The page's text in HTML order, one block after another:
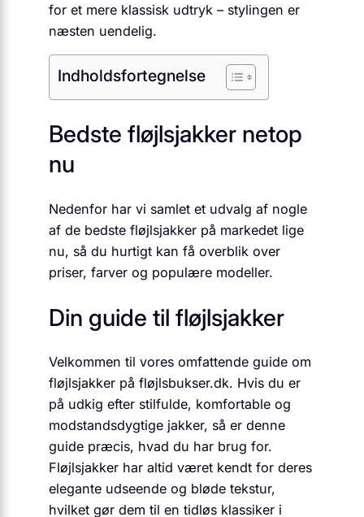
for et mere klassisk udtryk – stylingen er
næsten uendelig.
Indholdsfortegnelse
Bedste fløjlsjakker netop
nu
Nedenfor har vi samlet et udvalg af nogle
af de bedste fløjlsjakker på markedet lige
nu, så du hurtigt kan få overblik over
priser, farver og populære modeller.
Din guide til fløjlsjakker
Velkommen til vores omfattende guide om
fløjlsjakker på fløjlsbukser.dk. Hvis du er
på udkig efter stilfulde, komfortable og
modstandsdygtige jakker, så er denne
guide præcis, hvad du har brug for.
Fløjlsjakker har altid været kendt for deres
elegante udseende og bløde tekstur,
hvilket gør dem til en tidløs klassiker i